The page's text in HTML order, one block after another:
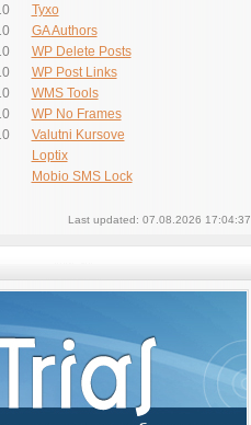
Tyxo
GA Authors
WP Delete Posts
WP Post Links
WMS Tools
WP No Frames
Valutni Kursove
Loptix
Mobio SMS Lock
Last updated: 07.08.2026 17:04:37